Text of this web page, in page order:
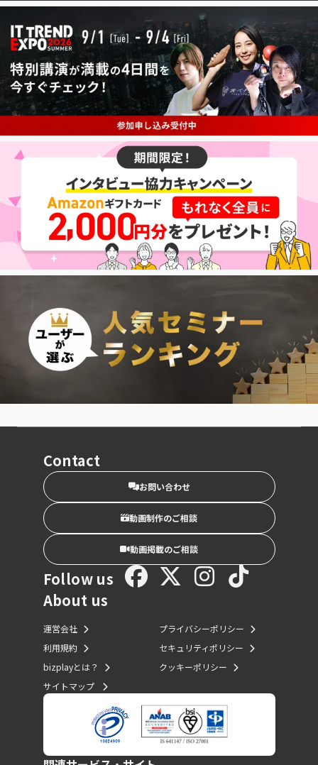
Contact
お問い合わせ
動画制作のご相談
動画掲載のご相談
Follow us
About us
運営会社
利用規約
bizplayとは？
サイトマップ
プライバシーポリシー
セキュリティポリシー
クッキーポリシー